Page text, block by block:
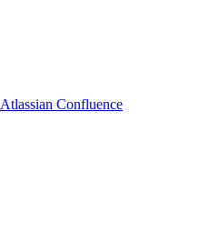
Atlassian Confluence